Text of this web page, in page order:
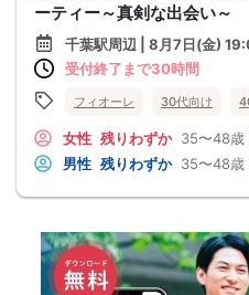
ーティー～真剣な出会い～
千葉駅周辺 | 8月7日(金)
受付終了まで30時間
フィオーレ 30代向け
女性 残りわずか 35〜48歳
男性 残りわずか 35〜48歳